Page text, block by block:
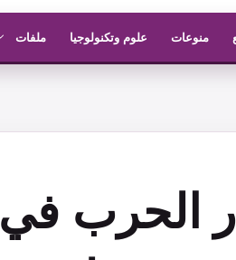
الناشر
منوعات علوم وتكنولوجيا ملفات
الحرب في